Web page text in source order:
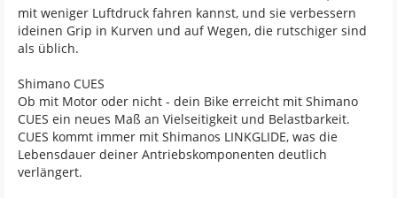
mit weniger Luftdruck fahren kannst, und sie verbessern
ideinen Grip in Kurven und auf Wegen, die rutschiger sind
als üblich.
Shimano CUES
Ob mit Motor oder nicht - dein Bike erreicht mit Shimano
CUES ein neues Maß an Vielseitigkeit und Belastbarkeit.
CUES kommt immer mit Shimanos LINKGLIDE, was die
Lebensdauer deiner Antriebskomponenten deutlich
verlängert.